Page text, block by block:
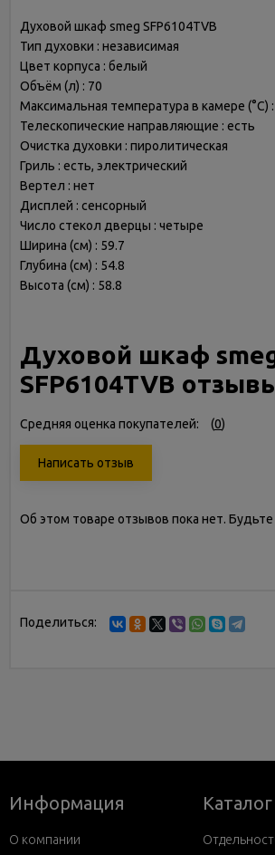
Духовой шкаф smeg SFP6104TVB
Тип духовки : независимая
Цвет корпуса : белый
Объём (л) : 70
Максимальная температура в камере (°С)
Телескопические направляющие : есть
Очистка духовки : пиролитическая
Гриль : есть, электрический
Вертел : нет
Дисплей : сенсорный
Число стекол дверцы : четыре
Ширина (см) : 59.7
Глубина (см) : 54.8
Высота (см) : 58.8
Духовой шкаф
SFP6104TVB
Средняя оценка покупателей: (0)
Написать отзыв
Об этом товаре отзывов пока нет.
Поделиться:
Информация
О компании
Каталог